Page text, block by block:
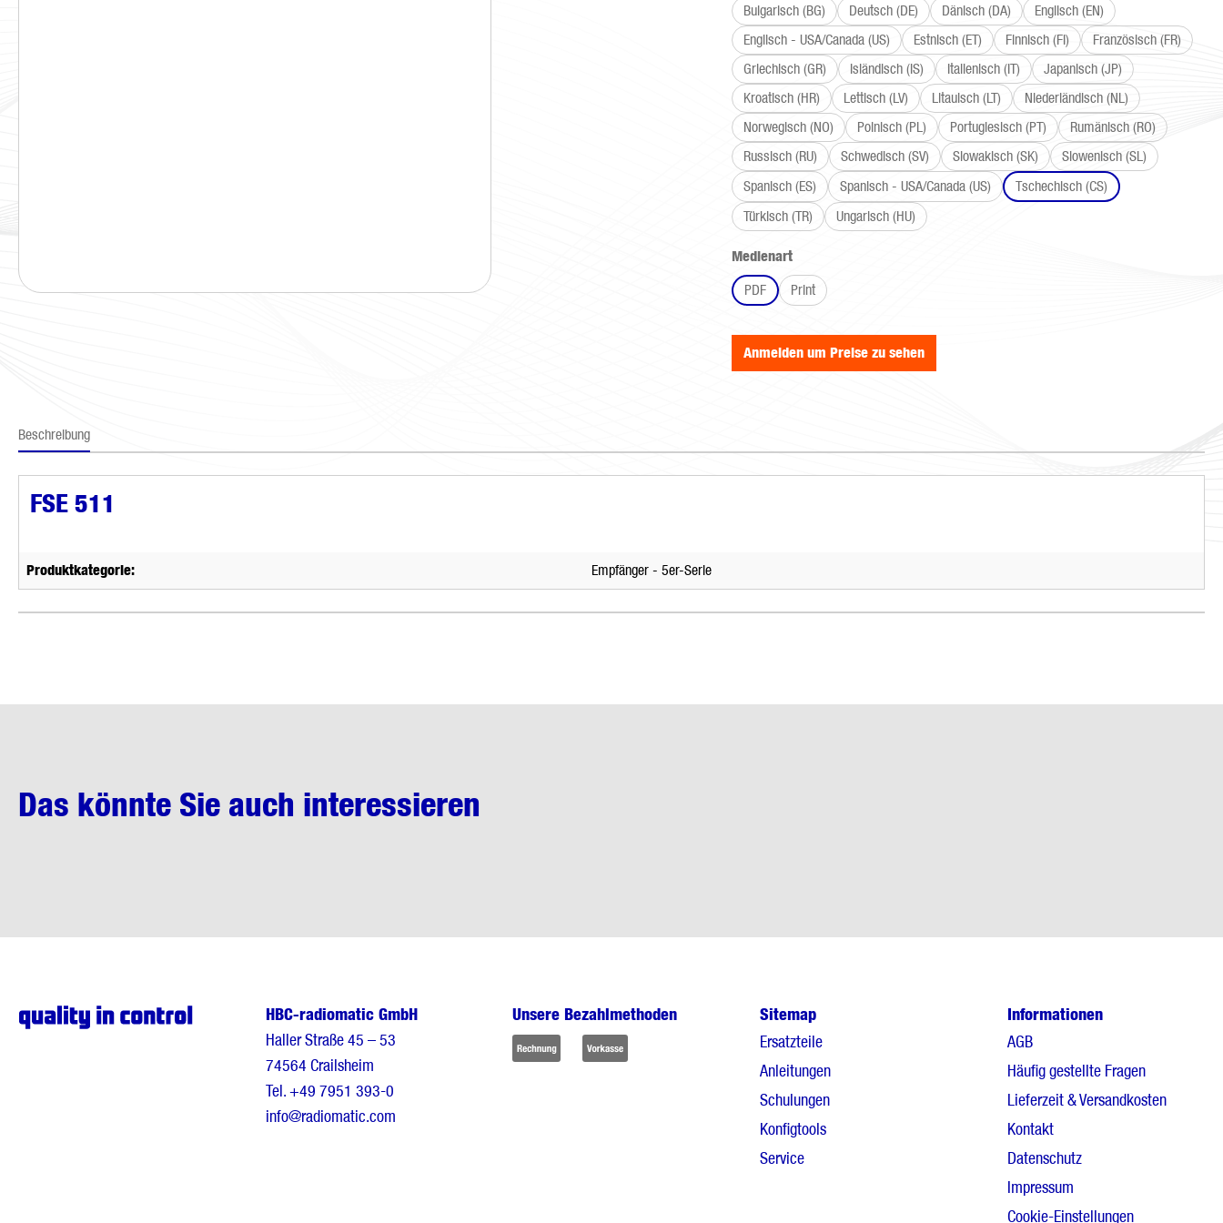
Bulgarisch (BG)
Deutsch (DE) Dänisch (DA)
Englisch (EN)
Englisch - USA/Canada (US)
Estnisch (ET) Finnisch (FI)
Französisch (FR)
Griechisch (GR)
Isländisch (IS) Italienisch (IT)
Japanisch (JP)
Kroatisch (HR)
Lettisch (LV) Litauisch (LT)
Niederländisch (NL)
Norwegisch (NO)
Polnisch (PL) Portugiesisch (PT)
Rumänisch (RO)
Russisch (RU)
Schwedisch (SV) Slowakisch (SK)
Slowenisch (SL)
Spanisch (ES)
Spanisch - USA/Canada (US)
Tschechisch (CS)
Türkisch (TR)
Ungarisch (HU)
Medienartauswählen
PDF
Print
Anmelden um Preise zu sehen
Beschreibung
FSE 511
Produktkategorie: Empfänger - 5er-Serie
Das könnte Sie auch interessieren
HBC-radiomatic GmbH
Haller Straße 45 – 53
74564 Crailsheim
Tel.+49 7951 393-0
info@radiomatic.com
Unsere Bezahlmethoden
Sitemap
Ersatzteile
Anleitungen
Schulungen
Konfigtools
Service
Informationen
AGB
Häufig gestellte Fragen
Lieferzeit & Versandkosten
Kontakt
Datenschutz
Impressum
Cookie-Einstellungen